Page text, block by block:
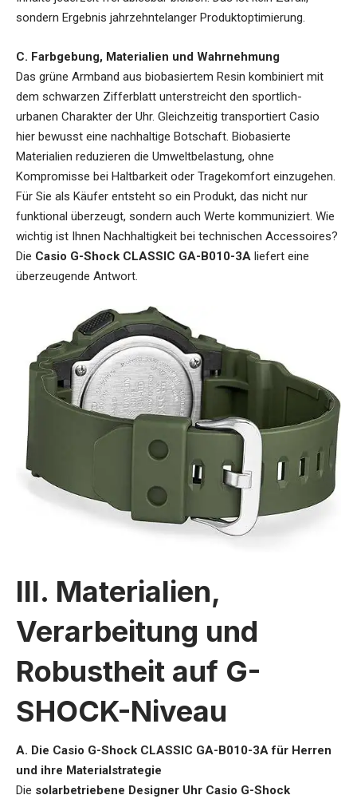
sondern Ergebnis jahrzehntelanger Produktoptimierung.
C. Farbgebung, Materialien und Wahrnehmung
Das grüne Armband aus biobasiertem Resin kombiniert mit
dem schwarzen Zifferblatt unterstreicht den sportlich-
urbanen Charakter der Uhr. Gleichzeitig transportiert Casio
hier bewusst eine nachhaltige Botschaft. Biobasierte
Materialien reduzieren die Umweltbelastung, ohne
Kompromisse bei Haltbarkeit oder Tragekomfort einzugehen.
Für Sie als Käufer entsteht so ein Produkt, das nicht nur
funktional überzeugt, sondern auch Werte kommuniziert. Wie
wichtig ist Ihnen Nachhaltigkeit bei technischen Accessoires?
Die Casio G-Shock CLASSIC GA-B010-3A liefert eine
überzeugende Antwort.
III. Materialien,
Verarbeitung und
Robustheit auf G-
SHOCK-Niveau
A. Die Casio G-Shock CLASSIC GA-B010-3A für Herren
und ihre Materialstrategie
Die solarbetriebene Designer Uhr Casio G-Shock